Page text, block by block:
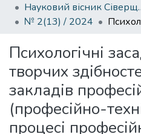
Науковий вісник
№ 2(13) / 2024
Психологічні
творчих
закладів
(професійно-
процесі